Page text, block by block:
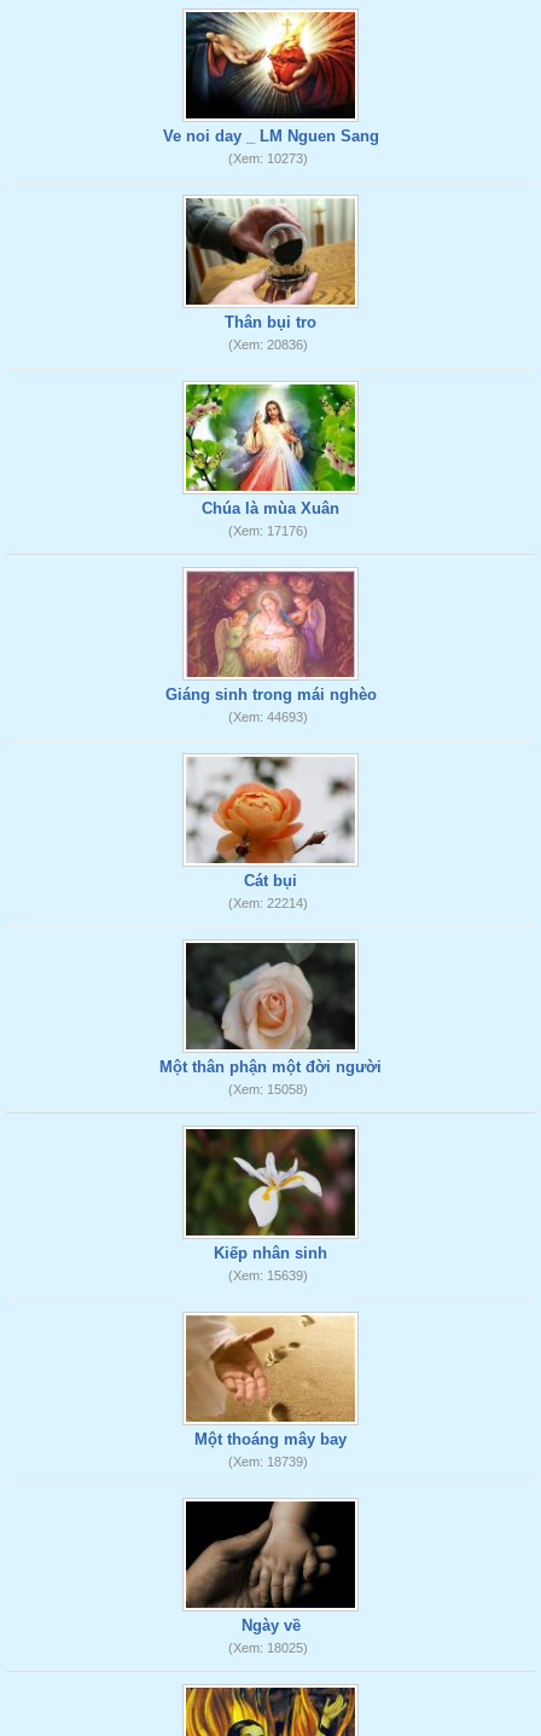
Ve noi day _ LM Nguen Sang
(Xem: 10273)
Thân bụi tro
(Xem: 20836)
Chúa là mùa Xuân
(Xem: 17176)
Giáng sinh trong mái nghèo
(Xem: 44693)
Cát bụi
(Xem: 22214)
Một thân phận một đời người
(Xem: 15058)
Kiếp nhân sinh
(Xem: 15639)
Một thoáng mây bay
(Xem: 18739)
Ngày về
(Xem: 18025)